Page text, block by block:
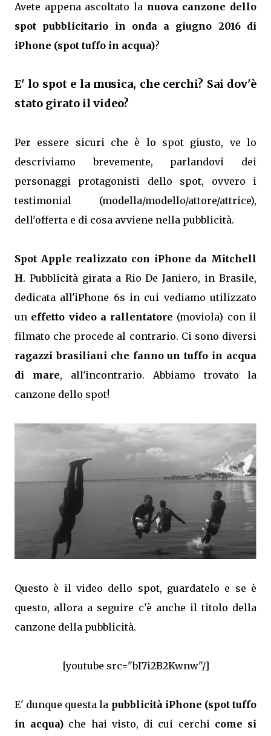
Avete appena ascoltato la nuova canzone dello
spot pubblicitario in onda a giugno 2016 di
iPhone (spot tuffo in acqua)?
E' lo spot e la musica, che cerchi? Sai dov'è
stato girato il video?
Per essere sicuri che è lo spot giusto, ve lo
descriviamo brevemente, parlandovi dei
personaggi protagonisti dello spot, ovvero i
testimonial (modella/modello/attore/attrice),
dell'offerta e di cosa avviene nella pubblicità.
Spot Apple realizzato con iPhone da Mitchell
H. Pubblicità girata a Rio De Janiero, in Brasile,
dedicata all'iPhone 6s in cui vediamo utilizzato
un effetto video a rallentatore (moviola) con il
filmato che procede al contrario. Ci sono diversi
ragazzi brasiliani che fanno un tuffo in acqua
di mare, all'incontrario. Abbiamo trovato la
canzone dello spot!
Questo è il video dello spot, guardatelo e se è
questo, allora a seguire c'è anche il titolo della
canzone della pubblicità.
[youtube src="bI7i2B2Kwnw"/]
E' dunque questa la pubblicità iPhone (spot tuffo
in acqua) che hai visto, di cui cerchi come si